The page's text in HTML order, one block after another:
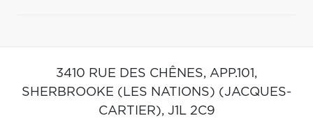
3410 RUE DES CHÊNES, APP.101,
SHERBROOKE (LES NATIONS) (JACQUES-
CARTIER), J1L 2C9